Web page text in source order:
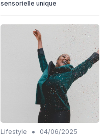
sensorielle unique
Lifestyle •
04/06/2025